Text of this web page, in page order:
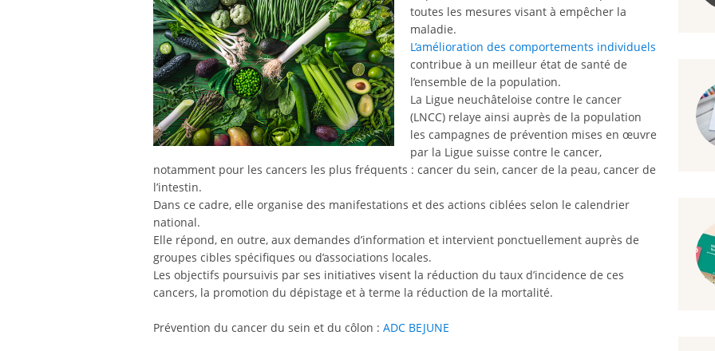
toutes les mesures visant à empêcher la
maladie.
L’amélioration des comportements individuels
contribue à un meilleur état de santé de
l’ensemble de la population.
La Ligue neuchâteloise contre le cancer
(LNCC) relaye ainsi auprès de la population
les campagnes de prévention mises en œuvre
par la Ligue suisse contre le cancer,
notamment pour les cancers les plus fréquents : cancer du sein, cancer de la peau, cancer de
l’intestin.
Dans ce cadre, elle organise des manifestations et des actions ciblées selon le calendrier
national.
Elle répond, en outre, aux demandes d’information et intervient ponctuellement auprès de
groupes cibles spécifiques ou d’associations locales.
Les objectifs poursuivis par ses initiatives visent la réduction du taux d’incidence de ces
cancers, la promotion du dépistage et à terme la réduction de la mortalité.
Prévention du cancer du sein et du côlon : ADC BEJUNE